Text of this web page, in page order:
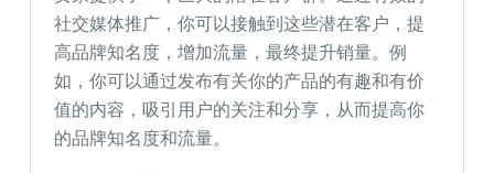
社交媒体推广，你可以接触到这些潜在客户，提
高品牌知名度，增加流量，最终提升销量。例
如，你可以通过发布有关你的产品的有趣和有价
值的内容，吸引用户的关注和分享，从而提高你
的品牌知名度和流量。